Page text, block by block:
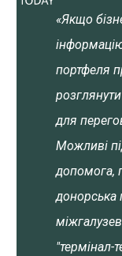
«Якщо
портфеля
для
Можливі
допомога,
донорська
"термінал-